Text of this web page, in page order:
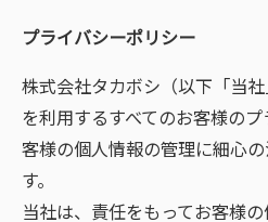
プライバシーポリシー
株式会社タカボシ（以下「当
を利用するすべてのお客様の
客様の個人情報の管理に細心
す。
当社は、責任をもってお客様